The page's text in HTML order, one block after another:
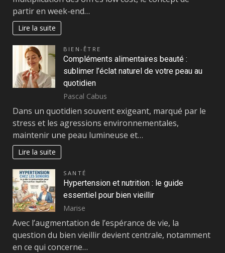
partir en week-end…
Lire la suite
BIEN-ÊTRE
Compléments alimentaires beauté :
sublimer l’éclat naturel de votre peau au
quotidien
Pascal Cabus
Dans un quotidien souvent exigeant, marqué par le
stress et les agressions environnementales,
maintenir une peau lumineuse et…
Lire la suite
SANTÉ
Hypertension et nutrition : le guide
essentiel pour bien vieillir
Marise
Avec l’augmentation de l’espérance de vie, la
question du bien vieillir devient centrale, notamment
en ce qui concerne…